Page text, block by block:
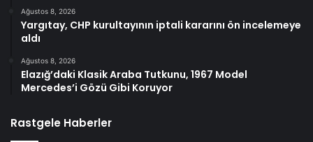
Ağustos 8, 2026
Yargıtay, CHP kurultayının iptali kararını ön incelemeye
aldı
Ağustos 8, 2026
Elazığ’daki Klasik Araba Tutkunu, 1967 Model
Mercedes’i Gözü Gibi Koruyor
Rastgele Haberler